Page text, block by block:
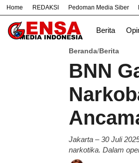
Home REDAKSI Pedoman Media Siber
Berita
# Bandung
Beranda/Berita
BNN
Jakarta – 30 Juli
narkotika. Dalam